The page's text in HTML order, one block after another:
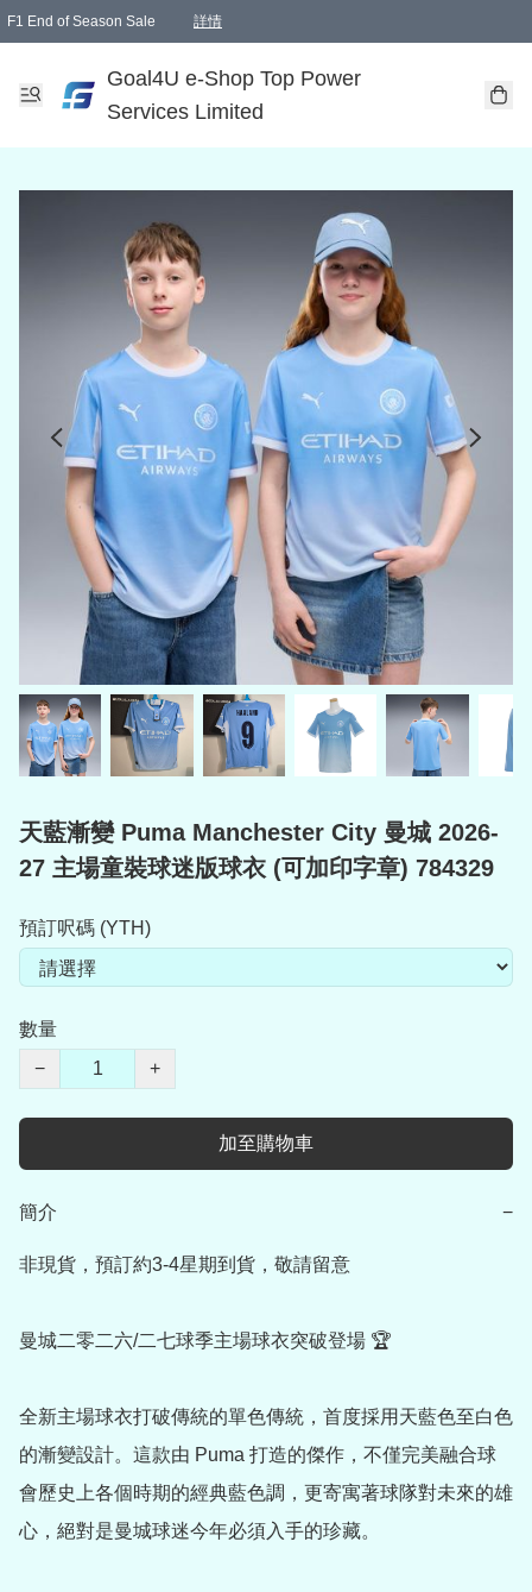
F1 End of Season Sale 詳情
Goal4U e-Shop Top Power
Services Limited
天藍漸變 Puma Manchester City 曼城 2026-
27 主場童裝球迷版球衣 (可加印字章) 784329
預訂呎碼 (YTH)
數量
−
+
加至購物車
簡介 −
非現貨，預訂約3-4星期到貨，敬請留意
曼城二零二六/二七球季主場球衣突破登場 🏆
全新主場球衣打破傳統的單色傳統，首度採用天藍色至白色
的漸變設計。這款由 Puma 打造的傑作，不僅完美融合球
會歷史上各個時期的經典藍色調，更寄寓著球隊對未來的雄
心，絕對是曼城球迷今年必須入手的珍藏。